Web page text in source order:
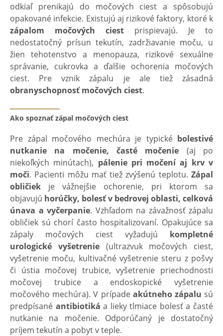
odkiaľ prenikajú do močových ciest a spôsobujú
opakované infekcie. Existujú aj rizikové faktory, ktoré k
zápalom močových ciest prispievajú. Je to
nedostatočný prísun tekutín, zadržiavanie moču, u
žien tehotenstvo a menopauza, rizikové sexuálne
správanie, cukrovka a ďalšie ochorenia močových
ciest. Pre vznik zápalu je ale tiež zásadná
obranyschopnosť močových ciest.
Ako spoznať zápal močových ciest
Pre zápal močového mechúra je typické bolestivé
nutkanie na močenie, časté močenie (aj po
niekoľkých minútach), pálenie pri močení aj krv v
moči. Pacienti môžu mať tiež zvýšenú teplotu. Zápal
obličiek je vážnejšie ochorenie, pri ktorom sa
objavujú horúčky, bolesť v bedrovej oblasti, celková
únava a vyčerpanie. Vzhľadom na závažnosť zápalu
obličiek sú chorí často hospitalizovaní. Opakujúce sa
zápaly močových ciest vyžadujú kompletné
urologické vyšetrenie(ultrazvuk močových ciest,
vyšetrenie moču, kultivačné vyšetrenie steru z pošvy
či ústia močovej trubice, vyšetrenie priechodnosti
močovej trubice a endoskopické vyšetrenie
močového mechúra). V prípade akútneho zápalu sú
predpísané antibiotiká a lieky tlmiace bolesť a časté
nutkanie na močenie. Odporúčaný je dostatočný
príjem tekutín a pobyt v teple.